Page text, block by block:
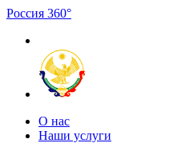
Россия 360°
О нас
Наши услуги